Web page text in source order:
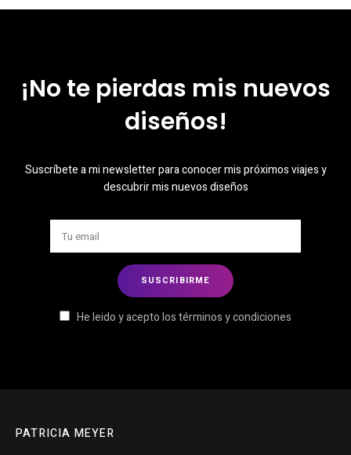
¡No te pierdas mis nuevos
diseños!
Suscríbete a mi newsletter para conocer mis próximos viajes y
descubrir mis nuevos diseños
He leido y acepto los términos y condiciones
PATRICIA MEYER